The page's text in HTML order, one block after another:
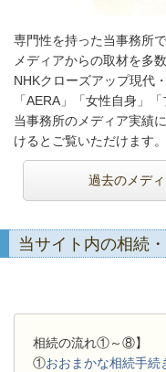
専門性を持った当事務所
メディアからの取材を多
NHKクローズアップ現代
「AERA」「女性自身」
当事務所のメディア実績
けるとご覧いただけます。
過去のメデ
当サイト内の相続
相続の流れ①～⑧】
①おおまかな相続手続